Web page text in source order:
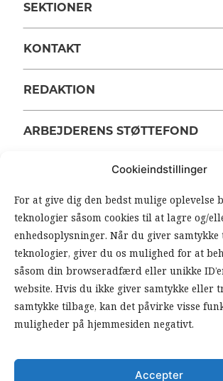
Cookieindstillinger
For at give dig den bedst mulige oplevelse
teknologier såsom cookies til at lagre og/
enhedsoplysninger. Når du giver samtykke
teknologier, giver du os mulighed for at
såsom din browseradfærd eller unikke
website. Hvis du ikke giver samtykke eller
samtykke tilbage, kan det påvirke visse
muligheder på hjemmesiden negativt.
Accepter
SEKTIONER
KONTAKT
REDAKTION
ARBEJDERENS STØTTEFOND
ANSVARSHAVENDE REDAKTØR
OM ARBEJDEREN
SOUNDCLOUD
FØLG ARBEJDEREN